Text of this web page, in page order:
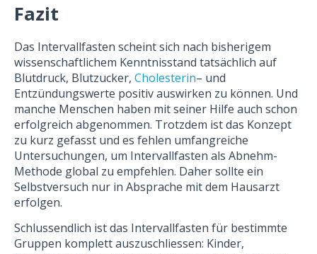
Fazit
Das Intervallfasten scheint sich nach bisherigem
wissenschaftlichem Kenntnisstand tatsächlich auf
Blutdruck, Blutzucker, Cholesterin– und
Entzündungswerte positiv auswirken zu können. Und
manche Menschen haben mit seiner Hilfe auch schon
erfolgreich abgenommen. Trotzdem ist das Konzept
zu kurz gefasst und es fehlen umfangreiche
Untersuchungen, um Intervallfasten als Abnehm-
Methode global zu empfehlen. Daher sollte ein
Selbstversuch nur in Absprache mit dem Hausarzt
erfolgen.
Schlussendlich ist das Intervallfasten für bestimmte
Gruppen komplett auszuschliessen: Kinder,